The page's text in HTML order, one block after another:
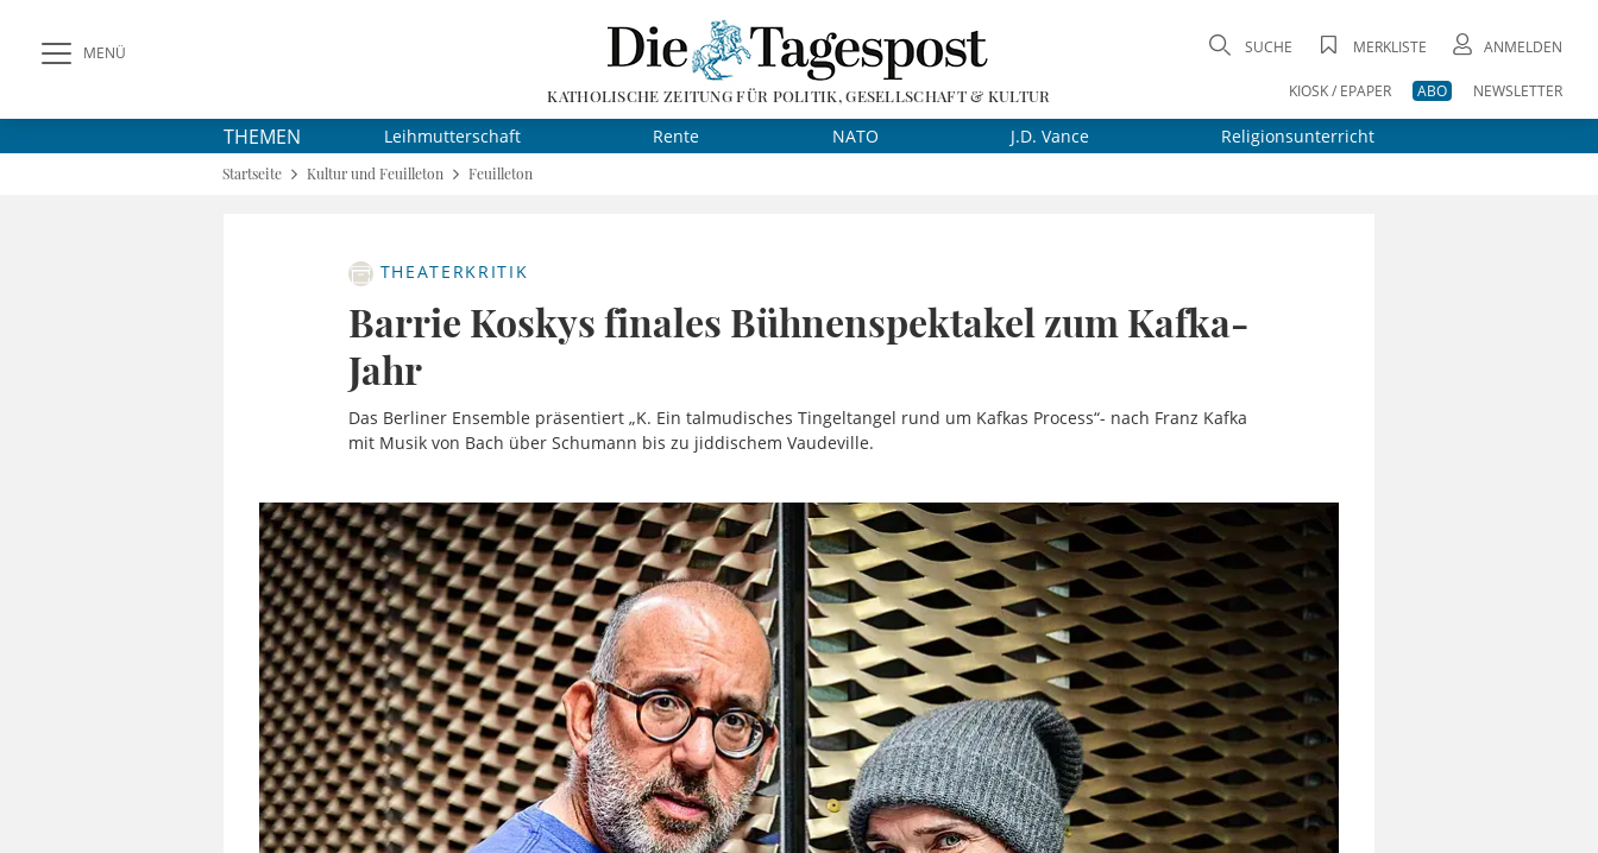
MENÜ
KATHOLISCHE ZEITUNG FÜR POLITIK, GESELLSCHAFT & KULTUR
SUCHE MERKLISTE ANMELDEN
KIOSK / EPAPER ABO NEWSLETTER
THEMEN Leihmutterschaft Rente NATO J.D. Vance Religionsunterricht
Startseite Kultur und Feuilleton Feuilleton
THEATERKRITIK
Barrie Koskys finales Bühnenspektakel zum Kafka-
Jahr
Das Berliner Ensemble präsentiert „K. Ein talmudisches Tingeltangel rund um Kafkas Process“- nach Franz Kafka
mit Musik von Bach über Schumann bis zu jiddischem Vaudeville.